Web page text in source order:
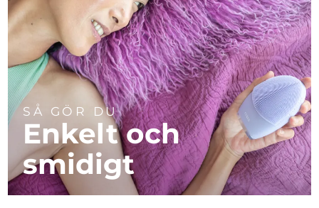
SÅ GÖR DU
Enkelt och
smidigt